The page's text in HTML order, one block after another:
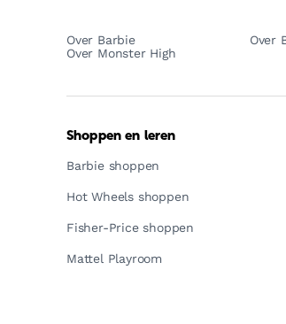
Over Barbie Over
Over Monster High
Shoppen en leren
Barbie shoppen
Hot Wheels shoppen
Fisher-Price shoppen
Mattel Playroom